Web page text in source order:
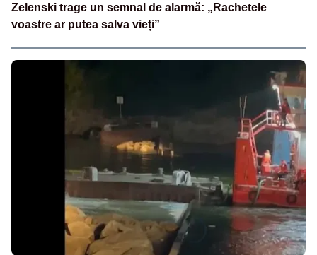
Zelenski trage un semnal de alarmă: „Rachetele
voastre ar putea salva vieți”